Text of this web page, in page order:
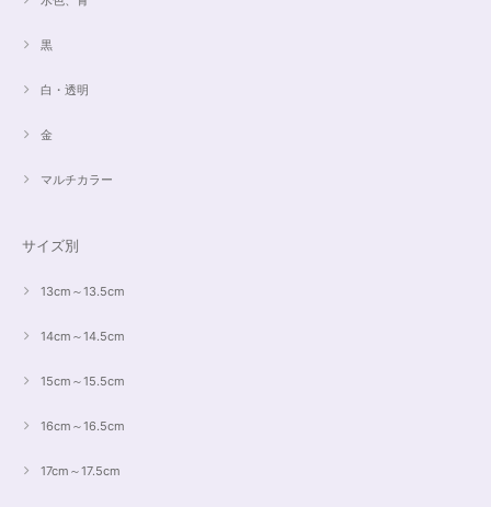
黒
白・透明
金
マルチカラー
サイズ別
13cm～13.5cm
14cm～14.5cm
15cm～15.5cm
16cm～16.5cm
17cm～17.5cm